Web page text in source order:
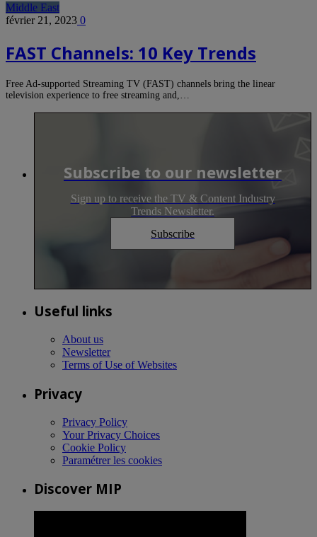
Middle East
février 21, 2023 0
FAST Channels: 10 Key Trends
Free Ad-supported Streaming TV (FAST) channels bring the linear
television experience to free streaming and,…
Subscribe to our newsletter
Sign up to receive the TV & Content Industry
Trends Newsletter.
Subscribe
Useful links
About us
Newsletter
Terms of Use of Websites
Privacy
Privacy Policy
Your Privacy Choices
Cookie Policy
Paramétrer les cookies
Discover MIP